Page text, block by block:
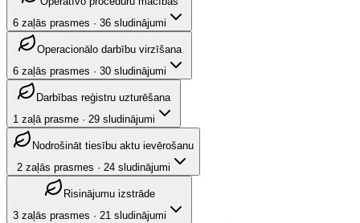
6 zaļās prasmes · 36 sludinājumi
Operacionālo darbību virzīšana
6 zaļās prasmes · 30 sludinājumi
Darbības reģistru uzturēšana
1 zaļā prasme · 29 sludinājumi
Nodrošināt tiesību aktu ievērošanu
2 zaļās prasmes · 24 sludinājumi
Risinājumu izstrāde
3 zaļās prasmes · 21 sludinājumi